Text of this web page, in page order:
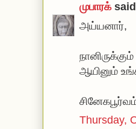
முபாரக்
அய்யனார்,
ஆயினும்
Thursday,